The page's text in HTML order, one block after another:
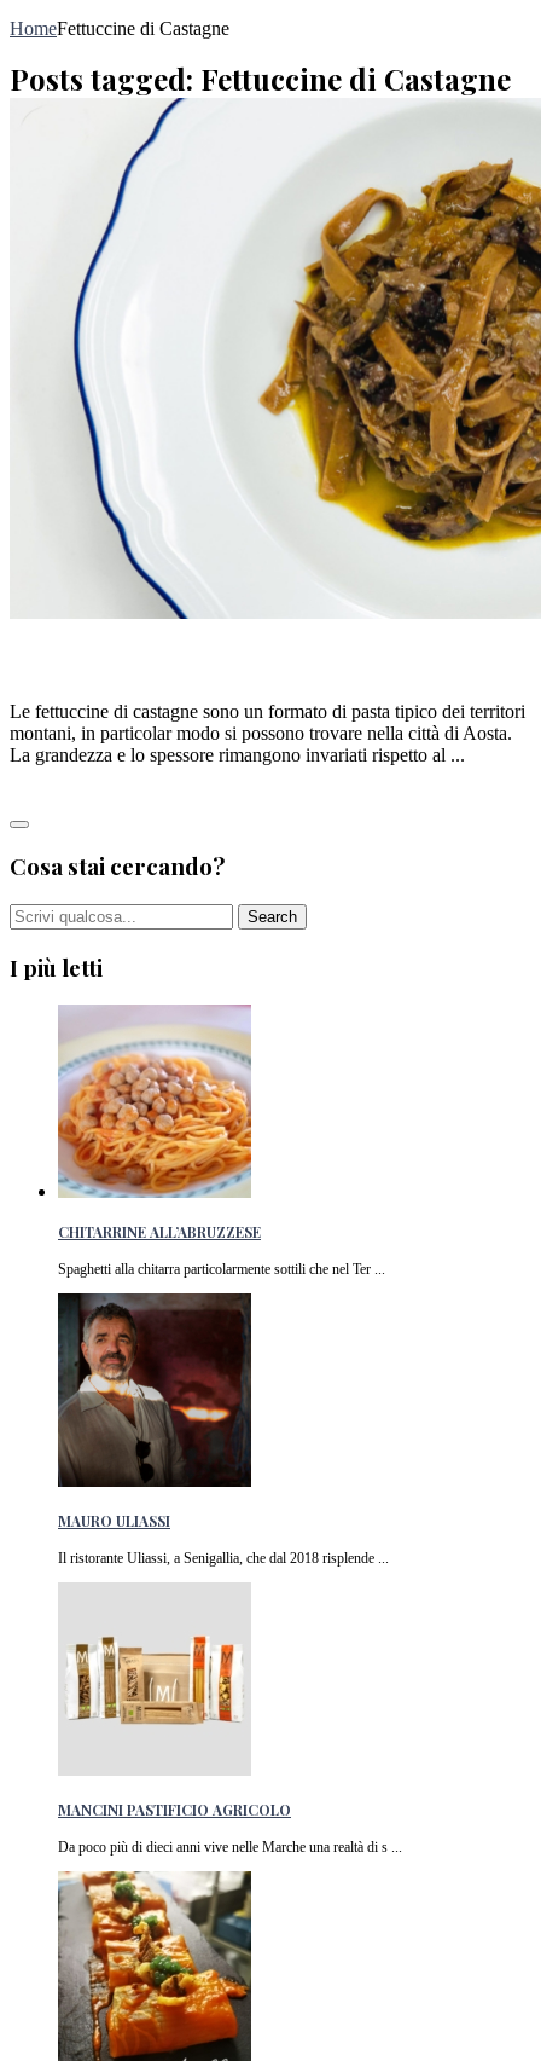
HomeFettuccine di Castagne
Posts tagged: Fettuccine di Castagne
Le fettuccine di castagne sono un formato di pasta tipico dei territori
montani, in particolar modo si possono trovare nella città di Aosta.
La grandezza e lo spessore rimangono invariati rispetto al ...
Cosa stai cercando?
I più letti
CHITARRINE ALL’ABRUZZESE
Spaghetti alla chitarra particolarmente sottili che nel Ter ...
MAURO ULIASSI
Il ristorante Uliassi, a Senigallia, che dal 2018 risplende ...
MANCINI PASTIFICIO AGRICOLO
Da poco più di dieci anni vive nelle Marche una realtà di s ...